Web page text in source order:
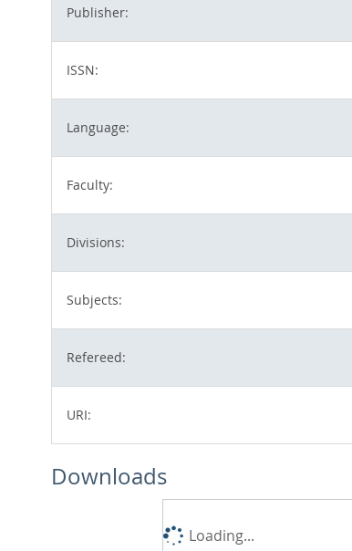
Publisher:
ISSN:
Language:
Faculty:
Divisions:
Subjects:
Refereed:
URI:
Downloads
Loading...